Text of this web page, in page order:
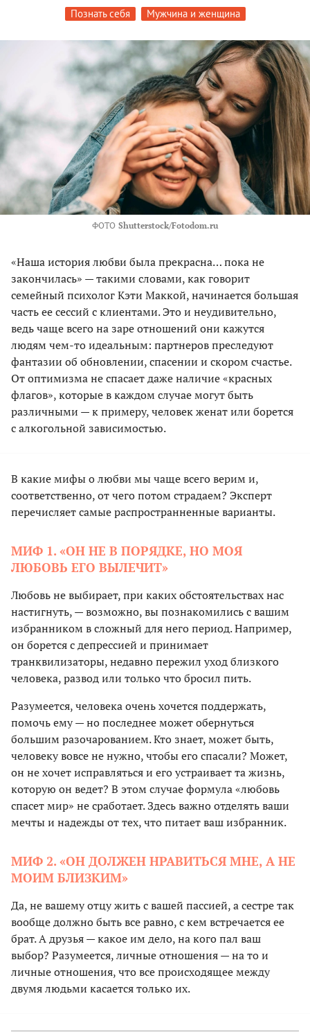
Познать себя Мужчина и женщина
ФОТО Shutterstock/Fotodom.ru
«Наша история любви была прекрасна… пока не
закончилась» — такими словами, как говорит
семейный психолог Кэти Маккой, начинается большая
часть ее сессий с клиентами. Это и неудивительно,
ведь чаще всего на заре отношений они кажутся
людям чем-то идеальным: партнеров преследуют
фантазии об обновлении, спасении и скором счастье.
От оптимизма не спасает даже наличие «красных
флагов», которые в каждом случае могут быть
различными — к примеру, человек женат или борется
с алкогольной зависимостью.
В какие мифы о любви мы чаще всего верим и,
соответственно, от чего потом страдаем? Эксперт
перечисляет самые распространненные варианты.
МИФ 1. «ОН НЕ В ПОРЯДКЕ, НО МОЯ
ЛЮБОВЬ ЕГО ВЫЛЕЧИТ»
Любовь не выбирает, при каких обстоятельствах нас
настигнуть, — возможно, вы познакомились с вашим
избранником в сложный для него период. Например,
он борется с депрессией и принимает
транквилизаторы, недавно пережил уход близкого
человека, развод или только что бросил пить.
Разумеется, человека очень хочется поддержать,
помочь ему — но последнее может обернуться
большим разочарованием. Кто знает, может быть,
человеку вовсе не нужно, чтобы его спасали? Может,
он не хочет исправляться и его устраивает та жизнь,
которую он ведет? В этом случае формула «любовь
спасет мир» не сработает. Здесь важно отделять ваши
мечты и надежды от тех, что питает ваш избранник.
МИФ 2. «ОН ДОЛЖЕН НРАВИТЬСЯ МНЕ, А НЕ
МОИМ БЛИЗКИМ»
Да, не вашему отцу жить с вашей пассией, а сестре так
вообще должно быть все равно, с кем встречается ее
брат. А друзья — какое им дело, на кого пал ваш
выбор? Разумеется, личные отношения — на то и
личные отношения, что все происходящее между
двумя людьми касается только их.